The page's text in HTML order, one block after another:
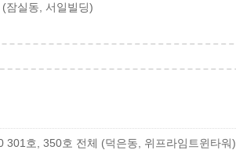
잠실동, 서일빌딩)
301호, 350호 전체 (덕은동, 위프라임트윈타워)